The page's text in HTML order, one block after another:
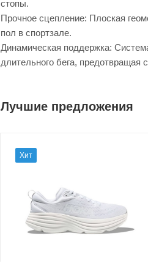
стопы.
Прочное сцепление: Плоская
пол в спортзале.
Динамическая поддержка:
длительного бега, предотвращая
Лучшие предложения
Хит